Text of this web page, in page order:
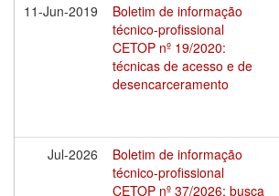
11-Jun-2019
Boletim de informação
técnico-profissional
CETOP nº 19/2020:
técnicas de acesso e de
desencarceramento
Jul-2026
Boletim de informação
técnico-profissional
CETOP nº 37/2026: busca